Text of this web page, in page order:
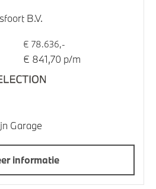
B.V.
€ 78.636,-
€ 841,70 p/m
Garage
informatie